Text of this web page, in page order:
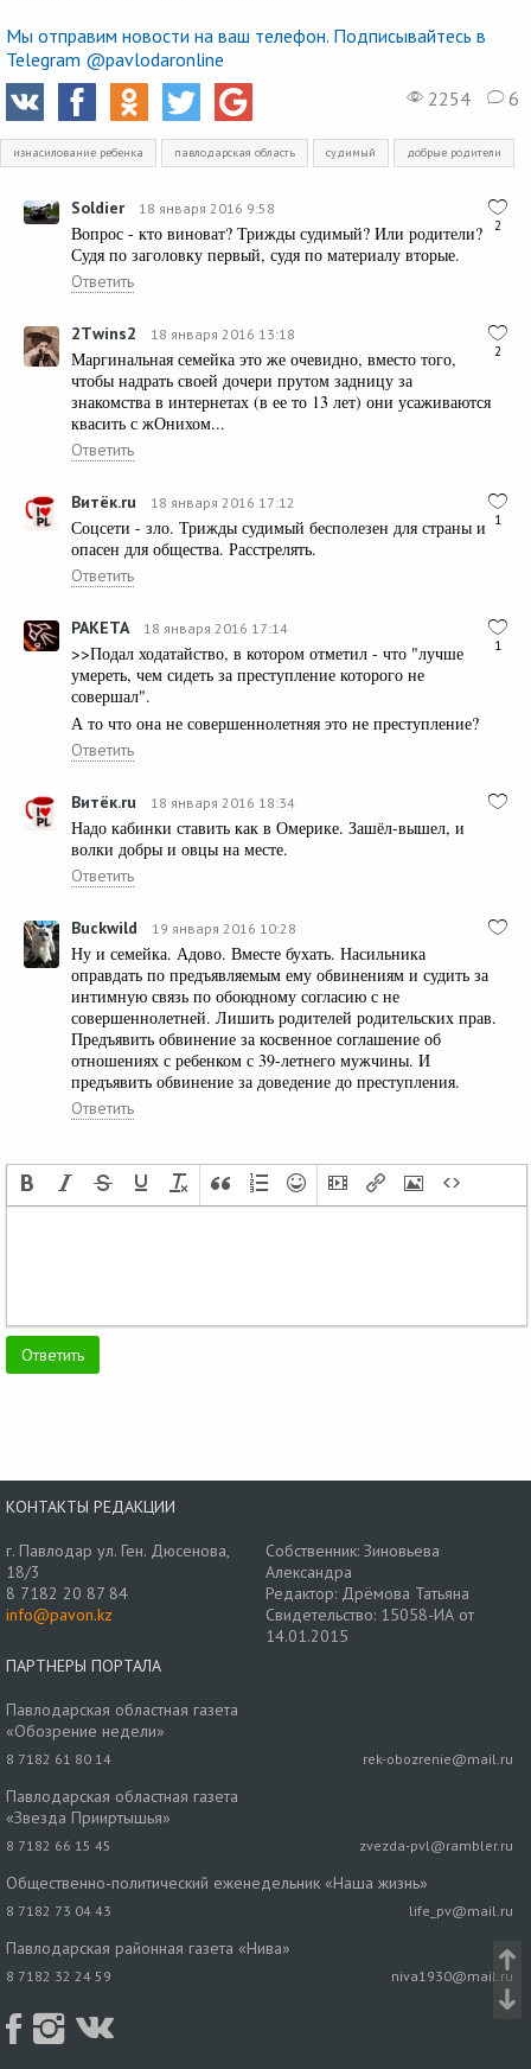
Мы отправим новости на ваш телефон. Подписывайтесь в
Telegram @pavlodaronline
2254
6
изнасилование ребенка павлодарская область судимый добрые родители
2
Soldier 18 января 2016 9:58
Вопрос - кто виноват? Трижды судимый? Или родители?
Судя по заголовку первый, судя по материалу вторые.
Ответить
2
2Тwins2 18 января 2016 13:18
Маргинальная семейка это же очевидно, вместо того,
чтобы надрать своей дочери прутом задницу за
знакомства в интернетах (в ее то 13 лет) они усаживаются
квасить с жОнихом...
Ответить
1
Витёк.ru 18 января 2016 17:12
Соцсети - зло. Трижды судимый бесполезен для страны и
опасен для общества. Расстрелять.
Ответить
1
PAKETA 18 января 2016 17:14
>>Подал ходатайство, в котором отметил - что "лучше
умереть, чем сидеть за преступление которого не
совершал".
А то что она не совершеннолетняя это не преступление?
Ответить
Витёк.ru 18 января 2016 18:34
Надо кабинки ставить как в Омерике. Зашёл-вышел, и
волки добры и овцы на месте.
Ответить
Buckwild 19 января 2016 10:28
Ну и семейка. Адово. Вместе бухать. Насильника
оправдать по предъявляемым ему обвинениям и судить за
интимную связь по обоюдному согласию с не
совершеннолетней. Лишить родителей родительских прав.
Предъявить обвинение за косвенное соглашение об
отношениях с ребенком с 39-летнего мужчины. И
предъявить обвинение за доведение до преступления.
Ответить
КОНТАКТЫ РЕДАКЦИИ
г. Павлодар ул. Ген. Дюсенова,
18/3
8 7182 20 87 84
info@pavon.kz
Собственник: Зиновьева
Александра
Редактор: Дрёмова Татьяна
Свидетельство: 15058-ИА от
14.01.2015
ПАРТНЕРЫ ПОРТАЛА
Павлодарская областная газета
«Обозрение недели»
8 7182 61 80 14 rek-obozrenie@mail.ru
Павлодарская областная газета
«Звезда Прииртышья»
8 7182 66 15 45 zvezda-pvl@rambler.ru
Общественно-политический еженедельник «Наша жизнь»
8 7182 73 04 43 life_pv@mail.ru
Павлодарская районная газета «Нива»
8 7182 32 24 59 niva1930@mail.ru